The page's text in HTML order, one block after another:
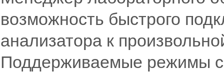
возможность быстрого
анализатора к
Поддерживаемые режимы